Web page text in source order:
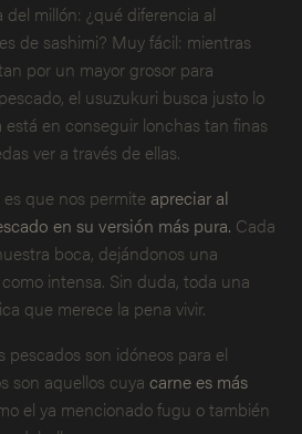
millón: ¿qué diferencia al
de sashimi? Muy fácil: mientras
por un mayor grosor para
el usuzukuri busca justo lo
en conseguir lonchas tan finas
ver a través de ellas.
que nos permite apreciar al
en su versión más pura. Cada
boca, dejándonos una
intensa. Sin duda, toda una
que merece la pena vivir.
pescados son idóneos para el
son aquellos cuya carne es más
el ya mencionado fugu o también